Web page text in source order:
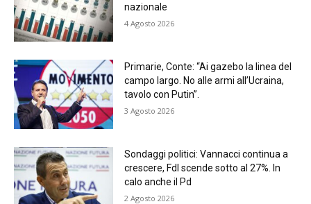
nazionale
4 Agosto 2026
Primarie, Conte: “Ai gazebo la linea del
campo largo. No alle armi all’Ucraina,
tavolo con Putin”.
3 Agosto 2026
Sondaggi politici: Vannacci continua a
crescere, FdI scende sotto al 27%. In
calo anche il Pd
2 Agosto 2026